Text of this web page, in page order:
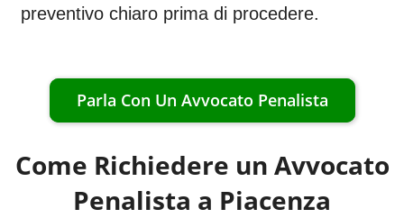
preventivo chiaro prima di procedere.
Parla Con Un Avvocato Penalista
Come Richiedere un Avvocato
Penalista a Piacenza